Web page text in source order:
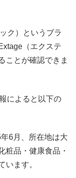
ク）というブラ
（エクステ
ことが確認できま
によると以下の
6月、所在地は大
粧品・健康食品・
います。